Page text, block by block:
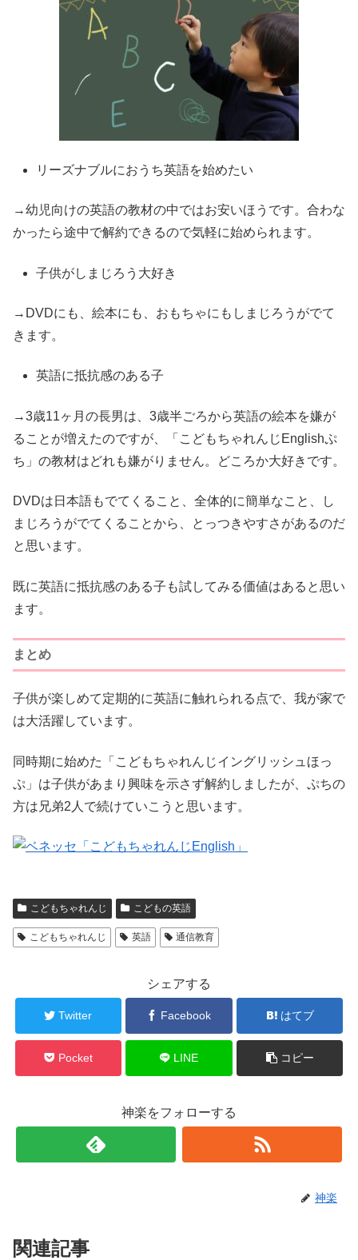
リーズナブルにおうち英語を始めたい
→幼児向けの英語の教材の中ではお安いほうです。合わな
かったら途中で解約できるので気軽に始められます。
子供がしまじろう大好き
→DVDにも、絵本にも、おもちゃにもしまじろうがでて
きます。
英語に抵抗感のある子
→3歳11ヶ月の長男は、3歳半ごろから英語の絵本を嫌が
ることが増えたのですが、「こどもちゃれんじEnglishぷ
ち」の教材はどれも嫌がりません。どころか大好きです。
DVDは日本語もでてくること、全体的に簡単なこと、し
まじろうがでてくることから、とっつきやすさがあるのだ
と思います。
既に英語に抵抗感のある子も試してみる価値はあると思い
ます。
まとめ
子供が楽しめて定期的に英語に触れられる点で、我が家で
は大活躍しています。
同時期に始めた「こどもちゃれんじイングリッシュほっ
ぷ」は子供があまり興味を示さず解約しましたが、ぷちの
方は兄弟2人で続けていこうと思います。
こどもちゃれんじ こどもの英語
こどもちゃれんじ 英語 通信教育
シェアする
Twitter Facebook はてブ
Pocket LINE コピー
神楽をフォローする
神楽
関連記事